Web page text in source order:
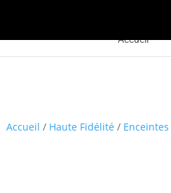
Accueil
Accueil / Haute Fidélité / Enceintes